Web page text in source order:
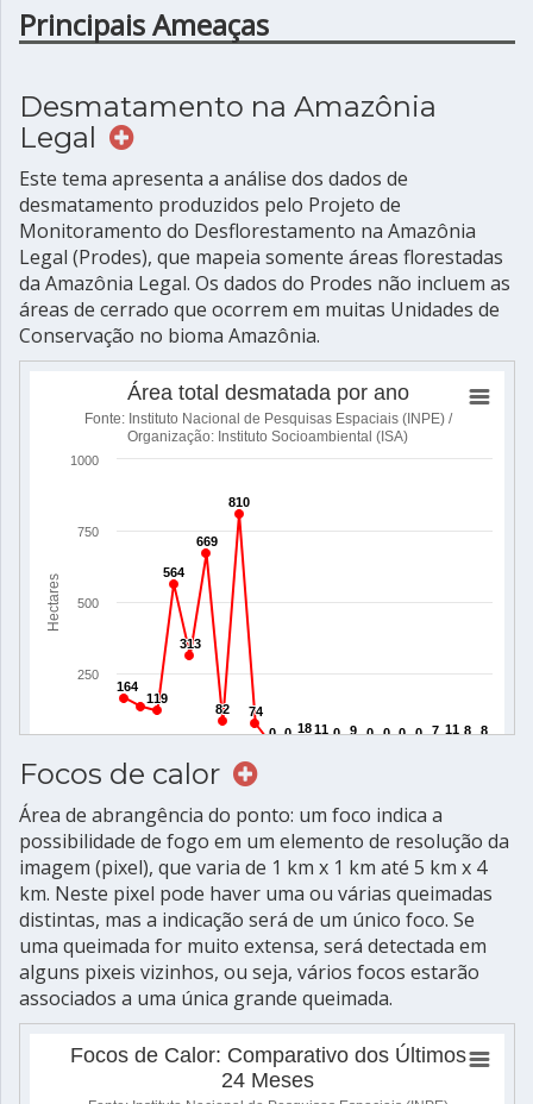
Principais Ameaças
Desmatamento na Amazônia
Legal
Este tema apresenta a análise dos dados de
desmatamento produzidos pelo Projeto de
Monitoramento do Desflorestamento na Amazônia
Legal (Prodes), que mapeia somente áreas florestadas
da Amazônia Legal. Os dados do Prodes não incluem as
áreas de cerrado que ocorrem em muitas Unidades de
Conservação no bioma Amazônia.
Focos de calor
Área de abrangência do ponto: um foco indica a
possibilidade de fogo em um elemento de resolução da
imagem (pixel), que varia de 1 km x 1 km até 5 km x 4
km. Neste pixel pode haver uma ou várias queimadas
distintas, mas a indicação será de um único foco. Se
uma queimada for muito extensa, será detectada em
alguns pixeis vizinhos, ou seja, vários focos estarão
associados a uma única grande queimada.